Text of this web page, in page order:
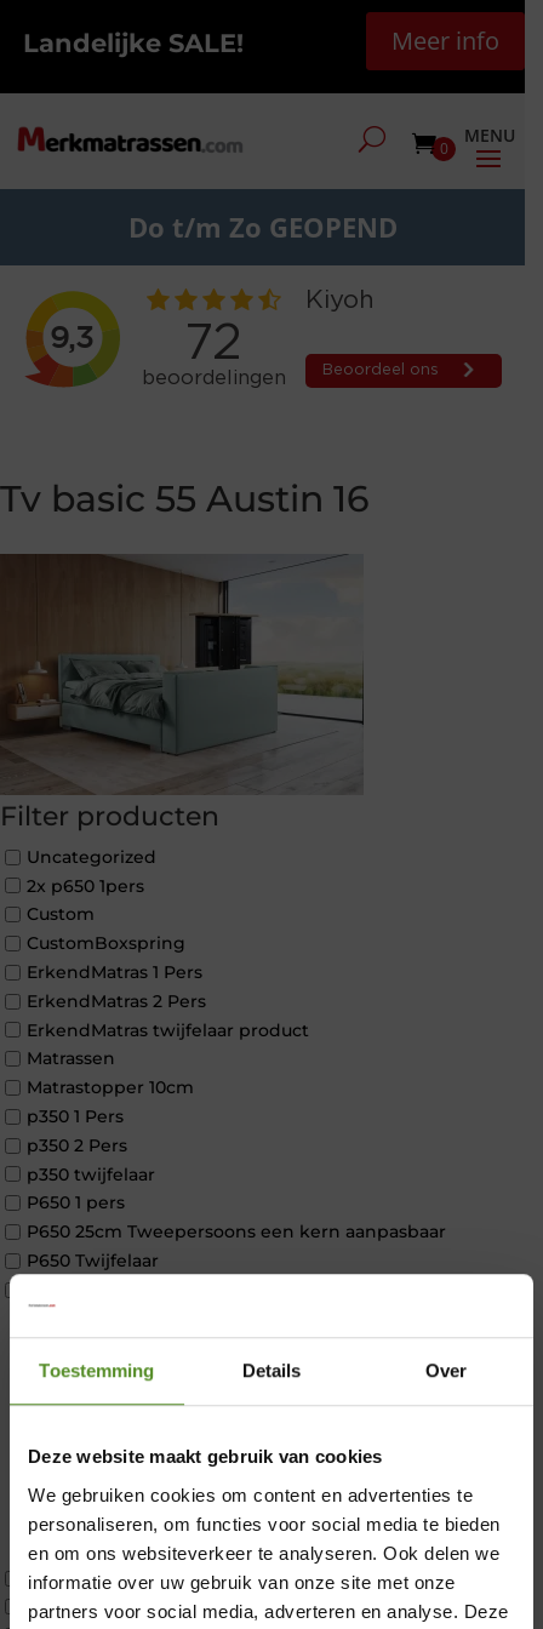
Toestemming Details Over
Deze website maakt gebruik van cookies
We gebruiken cookies om content en advertenties te
personaliseren, om functies voor social media te bieden
en om ons websiteverkeer te analyseren. Ook delen we
informatie over uw gebruik van onze site met onze
partners voor social media, adverteren en analyse. Deze
Landelijke SALE! Meer info
0
Do t/m Zo GEOPEND
Tv basic 55 Austin 16
Filter producten
Uncategorized
2x p650 1pers
Custom
CustomBoxspring
ErkendMatras 1 Pers
ErkendMatras 2 Pers
ErkendMatras twijfelaar product
Matrassen
Matrastopper 10cm
p350 1 Pers
p350 2 Pers
p350 twijfelaar
P650 1 pers
P650 25cm Tweepersoons een kern aanpasbaar
P650 Twijfelaar
2 personen
2 personen split
Materiaal
Koudschuim
Latex
Traagschuim
Tweepersoons 1 kern
Tweepersoons 1 kern product
×